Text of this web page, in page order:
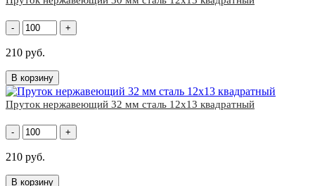
- +
210 руб.
В корзину
Пруток нержавеющий 32 мм сталь 12х13 квадратный
- +
210 руб.
В корзину